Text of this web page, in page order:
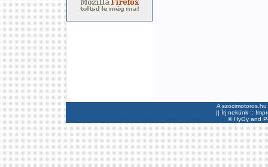
A
|| Írj nekünk ::
©HyGyand